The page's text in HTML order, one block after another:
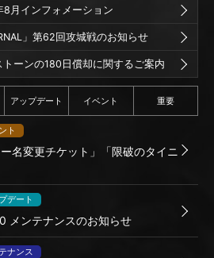
8月インフォメーション
」第62回攻城戦のお知らせ
トーンの180日償却に関するご案内
アップデート イベント 重要
ト
名変更チケット」「限破のタイニ
デート
メンテナンスのお知らせ
ナンス